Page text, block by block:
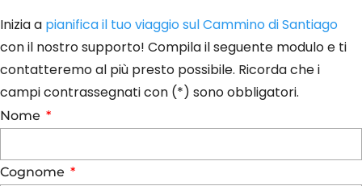
Inizia a pianifica il tuo viaggio sul Cammino di Santiago
con il nostro supporto! Compila il seguente modulo e ti
contatteremo al più presto possibile. Ricorda che i
campi contrassegnati con (*) sono obbligatori.
Nome
Cognome